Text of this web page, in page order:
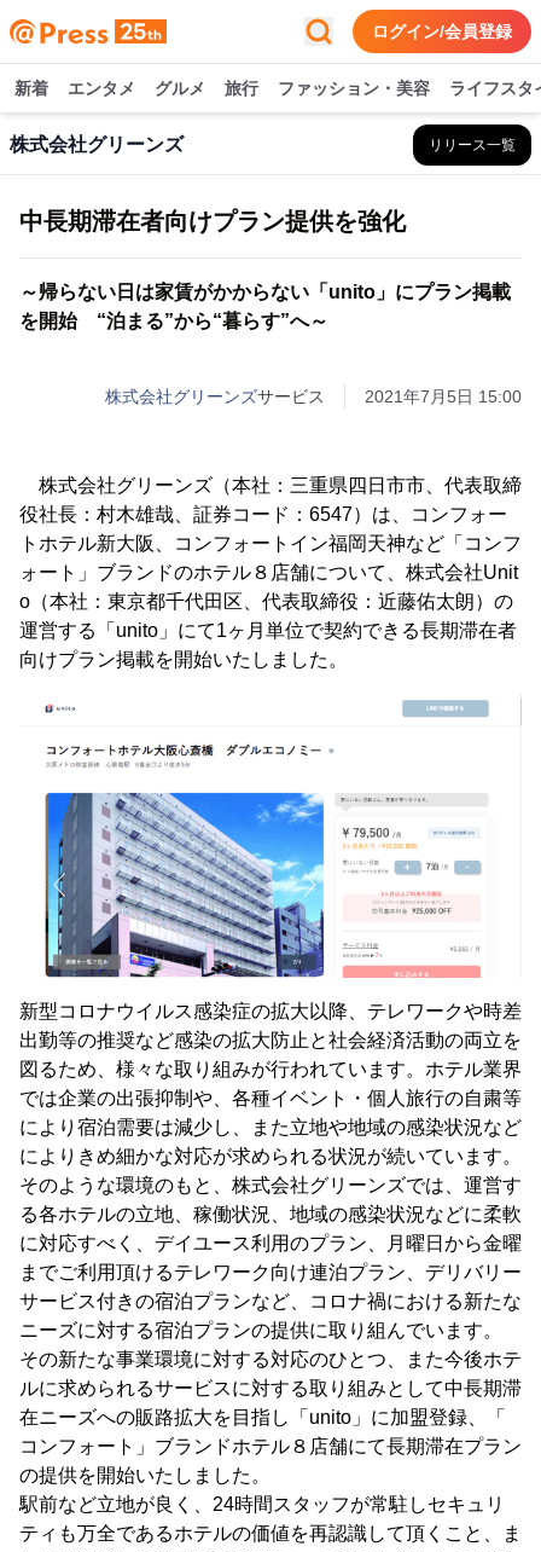
ログイン/会員登録
新着 エンタメ グルメ 旅行 ファッション・美容 ライフスタ
株式会社グリーンズ リリース一覧
中長期滞在者向けプラン提供を強化
～帰らない日は家賃がかからない「unito」にプラン掲載
を開始 “泊まる”から“暮らす”へ～
株式会社グリーンズサービス 2021年7月5日 15:00
株式会社グリーンズ（本社：三重県四日市市、代表取締
役社長：村木雄哉、証券コード：6547）は、コンフォー
トホテル新大阪、コンフォートイン福岡天神など「コンフ
ォート」ブランドのホテル８店舗について、株式会社Unit
o（本社：東京都千代田区、代表取締役：近藤佑太朗）の
運営する「unito」にて1ヶ月単位で契約できる長期滞在者
向けプラン掲載を開始いたしました。
新型コロナウイルス感染症の拡大以降、テレワークや時差
出勤等の推奨など感染の拡大防止と社会経済活動の両立を
図るため、様々な取り組みが行われています。ホテル業界
では企業の出張抑制や、各種イベント・個人旅行の自粛等
により宿泊需要は減少し、また立地や地域の感染状況など
によりきめ細かな対応が求められる状況が続いています。
そのような環境のもと、株式会社グリーンズでは、運営す
る各ホテルの立地、稼働状況、地域の感染状況などに柔軟
に対応すべく、デイユース利用のプラン、月曜日から金曜
までご利用頂けるテレワーク向け連泊プラン、デリバリー
サービス付きの宿泊プランなど、コロナ禍における新たな
ニーズに対する宿泊プランの提供に取り組んでいます。
その新たな事業環境に対する対応のひとつ、また今後ホテ
ルに求められるサービスに対する取り組みとして中長期滞
在ニーズへの販路拡大を目指し「unito」に加盟登録、「
コンフォート」ブランドホテル８店舗にて長期滞在プラン
の提供を開始いたしました。
駅前など立地が良く、24時間スタッフが常駐しセキュリ
ティも万全であるホテルの価値を再認識して頂くこと、ま